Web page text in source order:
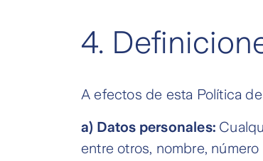
4.
A efectos de esta Política
a) Datos personales:
entre otros, nombre,